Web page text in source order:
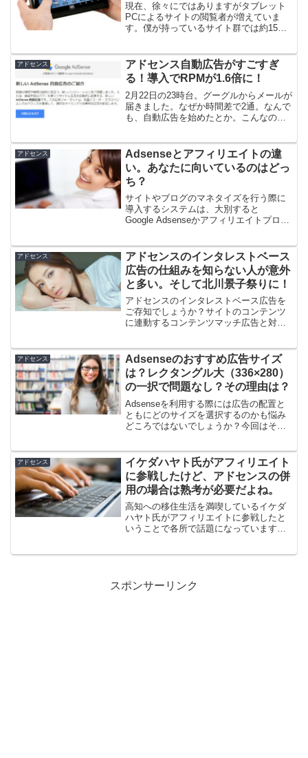
現在、徐々にではありますがタブレット
PCによるサイトの閲覧者が増えていま
す。僕が持っているサイト群では約15％
は伸びるかもしれません。一方で、PCで
の閲覧者は日増しに...
アドセンス
アドセンス自動広告がすごすぎ
る！導入でRPMが1.6倍に！
2月22日の23時台。グーグルからメールが
届きました。なぜか時間差で2通。なんで
も、自動広告を始めたとか。こんなの
はほったらかしにしていたアドセンス。
もう、あまりチ...
アドセンス
Adsenseとアフィリエイトの違
い。あなたに向いているのはどっ
ち？
サイトやブログのマネタイズを行う際に
導入するシステムは、大別すると
Google Adsenseかアフィリエイトプログ
に差異があります。今回はその差異につ
いて考察してみま...
アドセンス
アドセンスのインタレストベース
広告の仕組みを知らない人が意外
と多い。そして北川景子祭りに！
アドセンスのインタレストベース広告を
ご存知でしょうか？サイトのコンテンツ
に連動するコンテンツマッチ広告と対に
ものが広告として表示されます。何かを
重点的に検索していると、...
アドセンス
Adsenseのおすすめ広告サイズ
は？レクタングル大（336×280）
の一択で問題なし？その理由は？
Adsenseを利用する際には広告の配置と
ともにどのサイズを選択するのかも悩み
どころではないでしょうか？今回はそん
択で問題ありません。『えっ？このブロ
グって横長の...
アドセンス
イケダハヤト氏がアフィリエイト
に参戦したけど、アドセンスの併
用の場合は熟考が必要だよね。
高知への移住生活を満喫しているイケダ
ハヤト氏がアフィリエイトに参戦したと
いうことで各所で話題になっています
スポンサーリンク